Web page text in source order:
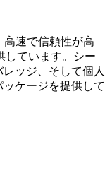
高速で信頼性が高
しています。シー
ッジ、そして個人
ケージを提供して